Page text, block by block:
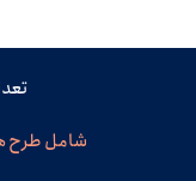
شامل طرح